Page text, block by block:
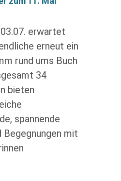
erwartet
erneut ein
rund ums Buch
34
bieten
spannende
Begegnungen mit